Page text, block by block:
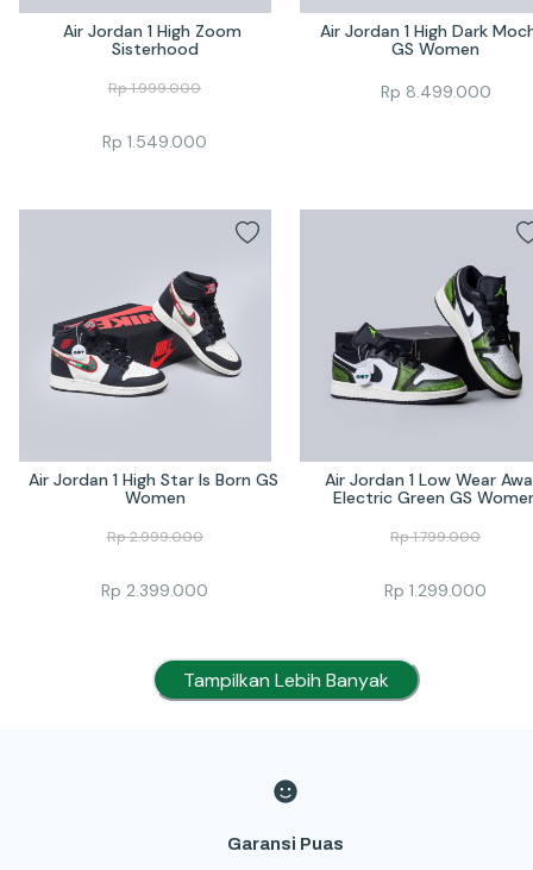
Air Jordan 1 High Zoom
Sisterhood
Rp1.999.000
Rp 1.549.000
Air Jordan 1 High Dark
GS Women
Rp 8.499.000
Air Jordan 1 High Star Is Born GS
Women
Rp2.999.000
Rp 2.399.000
Air Jordan 1 Low Wear
Electric Green GS
Rp1.799.000
Rp 1.299.000
Tampilkan Lebih Banyak
Garansi Puas